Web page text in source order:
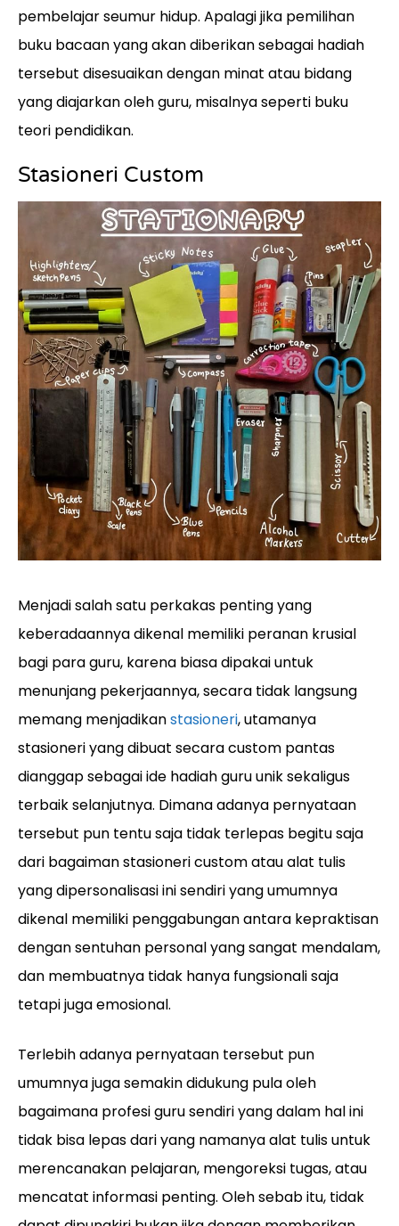
pembelajar seumur hidup. Apalagi jika pemilihan
buku bacaan yang akan diberikan sebagai hadiah
tersebut disesuaikan dengan minat atau bidang
yang diajarkan oleh guru, misalnya seperti buku
teori pendidikan.
Stasioneri Custom
Menjadi salah satu perkakas penting yang
keberadaannya dikenal memiliki peranan krusial
bagi para guru, karena biasa dipakai untuk
menunjang pekerjaannya, secara tidak langsung
memang menjadikanstasioneri, utamanya
stasioneri yang dibuat secara custom pantas
dianggap sebagai ide hadiah guru unik sekaligus
terbaik selanjutnya. Dimana adanya pernyataan
tersebut pun tentu saja tidak terlepas begitu saja
dari bagaiman stasioneri custom atau alat tulis
yang dipersonalisasi ini sendiri yang umumnya
dikenal memiliki penggabungan antara kepraktisan
dengan sentuhan personal yang sangat mendalam,
dan membuatnya tidak hanya fungsionali saja
tetapi juga emosional.
Terlebih adanya pernyataan tersebut pun
umumnya juga semakin didukung pula oleh
bagaimana profesi guru sendiri yang dalam hal ini
tidak bisa lepas dari yang namanya alat tulis untuk
merencanakan pelajaran, mengoreksi tugas, atau
mencatat informasi penting. Oleh sebab itu, tidak